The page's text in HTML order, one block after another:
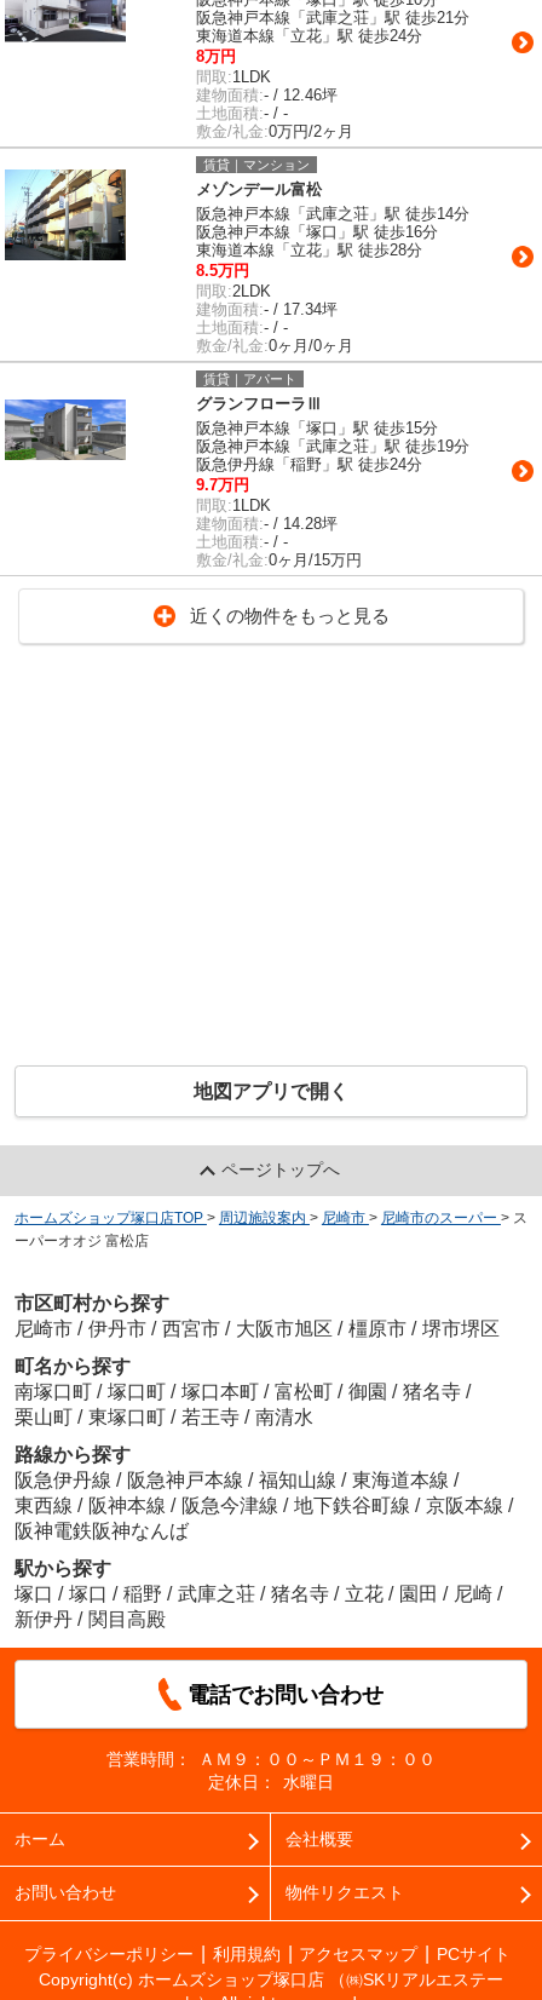
阪急神戸本線「武庫之荘」駅 徒歩21分
東海道本線「立花」駅 徒歩24分
8万円
間取:1LDK
建物面積:- / 12.46坪
土地面積:- / -
敷金/礼金:0万円/2ヶ月
賃貸｜マンション
メゾンデール富松
阪急神戸本線「武庫之荘」駅 徒歩14分
阪急神戸本線「塚口」駅 徒歩16分
東海道本線「立花」駅 徒歩28分
8.5万円
間取:2LDK
建物面積:- / 17.34坪
土地面積:- / -
敷金/礼金:0ヶ月/0ヶ月
賃貸｜アパート
グランフローラⅢ
阪急神戸本線「塚口」駅 徒歩15分
阪急神戸本線「武庫之荘」駅 徒歩19分
阪急伊丹線「稲野」駅 徒歩24分
9.7万円
間取:1LDK
建物面積:- / 14.28坪
土地面積:- / -
敷金/礼金:0ヶ月/15万円
近くの物件をもっと見る
地図アプリで開く
ページトップへ
ホームズショップ塚口店TOP > 周辺施設案内 > 尼崎市 > 尼崎市のスーパー > ス
ーパーオオジ 富松店
市区町村から探す
尼崎市 / 伊丹市 / 西宮市 / 大阪市旭区 / 橿原市 / 堺市堺区
町名から探す
南塚口町 / 塚口町 / 塚口本町 / 富松町 / 御園 / 猪名寺 /
栗山町 / 東塚口町 / 若王寺 / 南清水
路線から探す
阪急伊丹線 / 阪急神戸本線 / 福知山線 / 東海道本線 /
東西線 / 阪神本線 / 阪急今津線 / 地下鉄谷町線 / 京阪本線 /
阪神電鉄阪神なんば
駅から探す
塚口 / 塚口 / 稲野 / 武庫之荘 / 猪名寺 / 立花 / 園田 / 尼崎 /
新伊丹 / 関目高殿
電話でお問い合わせ
営業時間：
ＡＭ９：００～ＰＭ１９：００
定休日：
水曜日
ホーム 会社概要
お問い合わせ 物件リクエスト
プライバシーポリシー 利用規約 アクセスマップ
PCサイト
Copyright(c) ホームズショップ塚口店 （㈱SKリアルエステー